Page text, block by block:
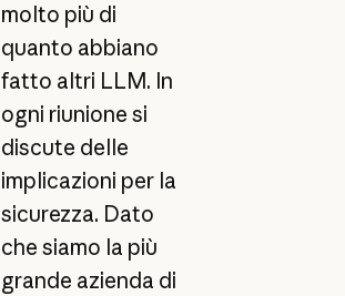
molto più di
quanto abbiano
fatto altri LLM. In
ogni riunione si
discute delle
implicazioni per la
sicurezza. Dato
che siamo la più
grande azienda di